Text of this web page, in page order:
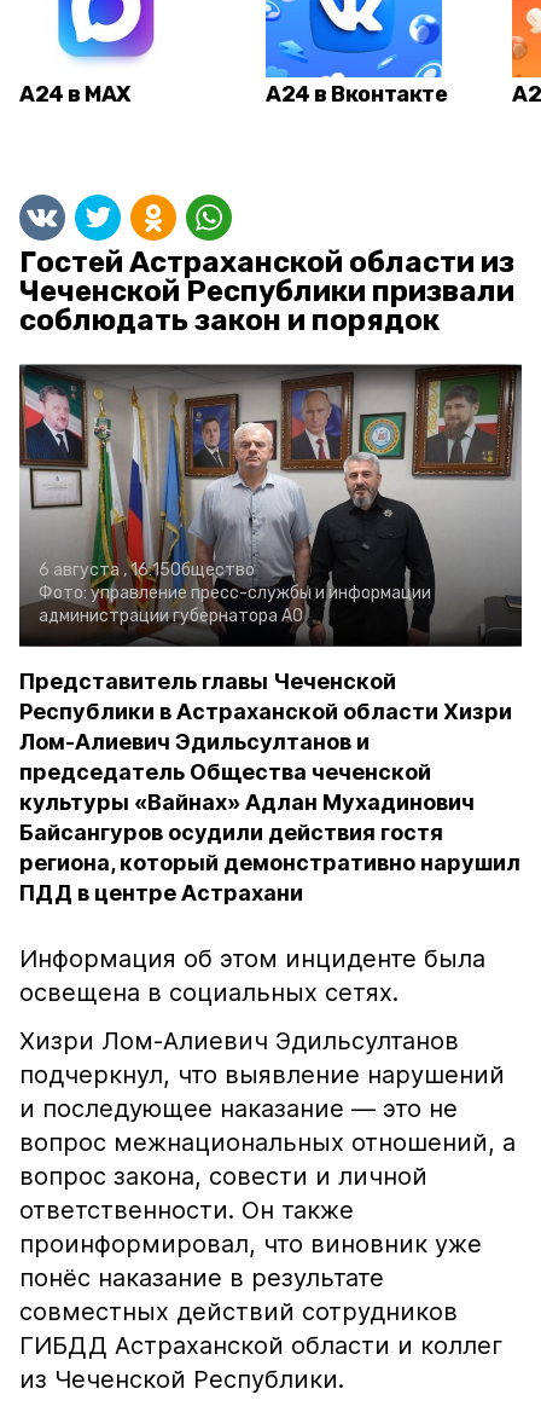
А24 в MAX А24 в Вконтакте
Гостей Астраханской области из
Чеченской Республики призвали
соблюдать закон и порядок
6 августа , 16:15Общество
Фото: управление пресс-службы и информации
администрации губернатора АО
Представитель главы Чеченской
Республики в Астраханской области Хизри
Лом-Алиевич Эдильсултанов и
председатель Общества чеченской
культуры «Вайнах» Адлан Мухадинович
Байсангуров осудили действия гостя
региона, который демонстративно нарушил
ПДД в центре Астрахани
Информация об этом инциденте была
освещена в социальных сетях.
Хизри Лом-Алиевич Эдильсултанов
подчеркнул, что выявление нарушений
и последующее наказание — это не
вопрос межнациональных отношений, а
вопрос закона, совести и личной
ответственности. Он также
проинформировал, что виновник уже
понёс наказание в результате
совместных действий сотрудников
ГИБДД Астраханской области и коллег
из Чеченской Республики.